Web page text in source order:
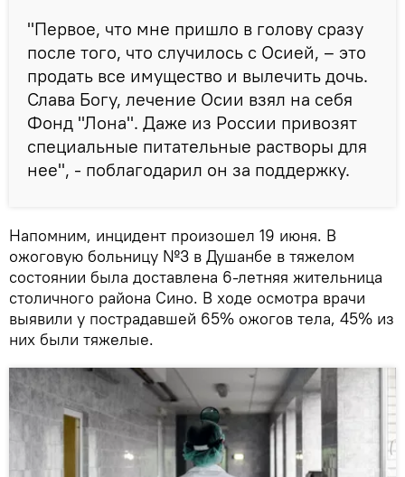
"Первое, что мне пришло в голову сразу
после того, что случилось с Осией, – это
продать все имущество и вылечить дочь.
Слава Богу, лечение Осии взял на себя
Фонд "Лона". Даже из России привозят
специальные питательные растворы для
нее", - поблагодарил он за поддержку.
Напомним, инцидент произошел 19 июня. В
ожоговую больницу №3 в Душанбе в тяжелом
состоянии была доставлена 6-летняя жительница
столичного района Сино. В ходе осмотра врачи
выявили у пострадавшей 65% ожогов тела, 45% из
них были тяжелые.